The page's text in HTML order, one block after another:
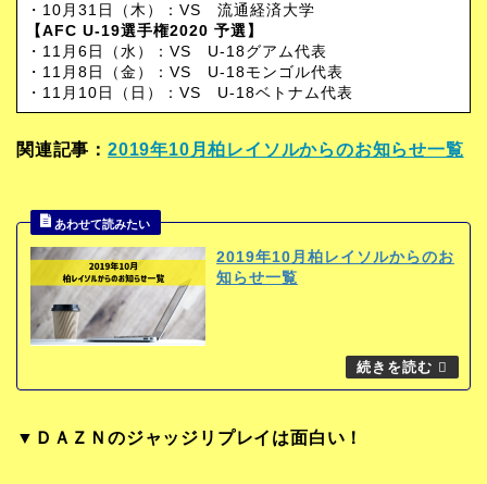
・10月31日（木）：VS 流通経済大学
【AFC U-19選手権2020 予選】
・11月6日（水）：VS U-18グアム代表
・11月8日（金）：VS U-18モンゴル代表
・11月10日（日）：VS U-18ベトナム代表
関連記事： 2019年10月柏レイソルからのお知らせ一覧
2019年10月柏レイソルからのお
知らせ一覧
▼ＤＡＺＮのジャッジリプレイは面白い！